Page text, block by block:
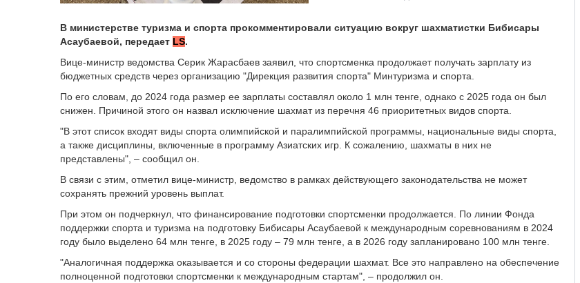
В министерстве туризма и спорта прокомментировали ситуацию вокруг шахматистки Бибисары
Асаубаевой, передает LS.
Вице-министр ведомства Серик Жарасбаев заявил, что спортсменка продолжает получать зарплату из
бюджетных средств через организацию "Дирекция развития спорта" Минтуризма и спорта.
По его словам, до 2024 года размер ее зарплаты составлял около 1 млн тенге, однако с 2025 года он был
снижен. Причиной этого он назвал исключение шахмат из перечня 46 приоритетных видов спорта.
"В этот список входят виды спорта олимпийской и паралимпийской программы, национальные виды спорта,
а также дисциплины, включенные в программу Азиатских игр. К сожалению, шахматы в них не
представлены", – сообщил он.
В связи с этим, отметил вице-министр, ведомство в рамках действующего законодательства не может
сохранять прежний уровень выплат.
При этом он подчеркнул, что финансирование подготовки спортсменки продолжается. По линии Фонда
поддержки спорта и туризма на подготовку Бибисары Асаубаевой к международным соревнованиям в 2024
году было выделено 64 млн тенге, в 2025 году – 79 млн тенге, а в 2026 году запланировано 100 млн тенге.
"Аналогичная поддержка оказывается и со стороны федерации шахмат. Все это направлено на обеспечение
полноценной подготовки спортсменки к международным стартам", – продолжил он.